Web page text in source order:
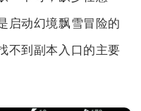
启动幻境飘雪冒险的
不到副本入口的主要